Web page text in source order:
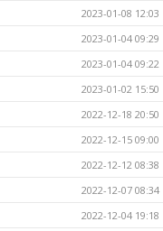
2023-01-08 12:03
2023-01-04 09:29
2023-01-04 09:22
2023-01-02 15:50
2022-12-18 20:50
2022-12-15 09:00
2022-12-12 08:38
2022-12-07 08:34
2022-12-04 19:18